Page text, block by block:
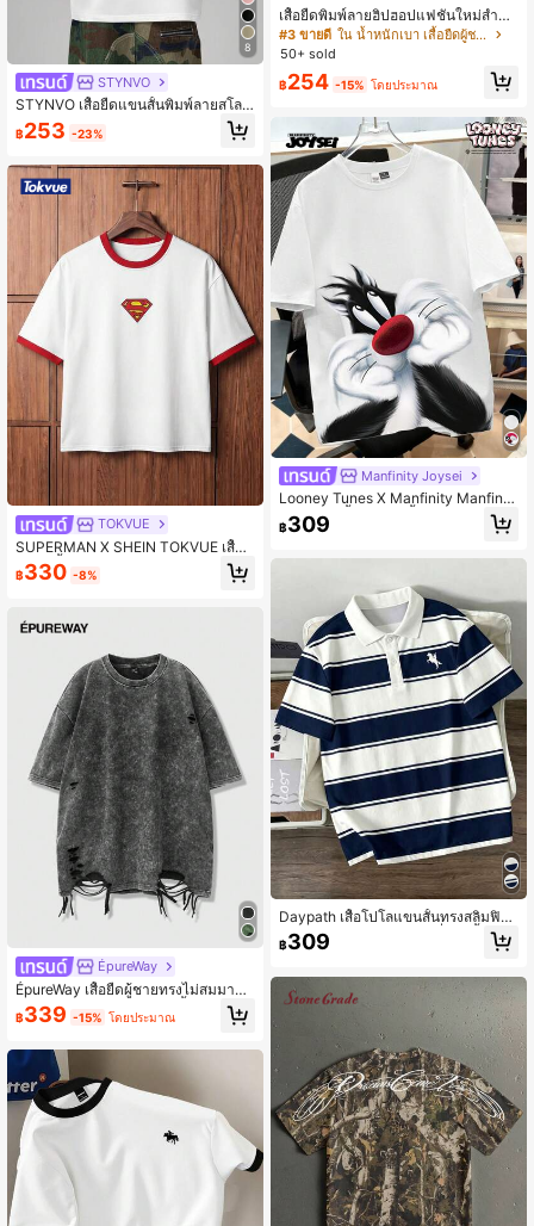
8
STYNVO
STYNVO เสื้อยืดแขนสั้นพิมพ์ลายสโลแ
กนลำลองสำหรับผู้ชาย ฤดูร้อน
฿253 -23%
TOKVUE
SUPERMAN X SHEIN TOKVUE เสื้อยื
ดแขนสั้นคอกลมลายเรขาคณิตสำหรับผู้
ชาย สไตล์ลำลอง วันหยุด
฿330 -8%
ÉpureWay
ÉpureWay เสื้อยืดผู้ชายทรงไม่สมมาตร
แต่งขาดรุ่ยลายเกล็ดหิมะ, เสื้อผ้าผู้ชาย
ฤดูใบไม้ผลิและฤดูร้อน, เสื้อยืดทรงใหญ่
2000
฿339 -15% โดยประมาณ
เสื้อยืดพิมพ์ลายฮิปฮอปแฟชั่นใหม่สำหรั
บผู้ชาย ระบายอากาศได้
#3 ขายดี
ใน น้ำหนักเบา เสื้อยืดผู้ชาย
50+ sold
฿254 -15% โดยประมาณ
Manfinity Joysei
Looney Tunes X Manfinity Manfinit
y Joysei เสื้อยืดแขนสั้นพิมพ์ลายการ์ตู
นลำลองสำหรับผู้ชาย 1 ตัว, ฤดูร้อน
฿309
Daypath เสื้อโปโลแขนสั้นทรงสลิมฟิต
สำหรับผู้ชาย ลายพิมพ์เงาขี่ม้าสีน้ำเงินเ
ข้มและสีขาว ลายทาง สไตล์ลำลองฤดูร้
฿309